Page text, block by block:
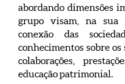
abordando dimensões
grupo visam, na sua
conexão das
conhecimentos sobre
colaborações,
educação patrimonial.